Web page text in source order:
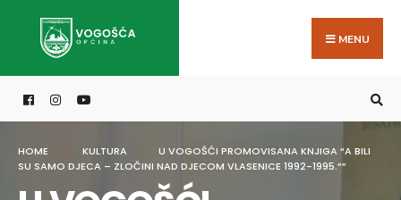
MENU
HOME KULTURA
U VOGOŠĆI PROMOVISANA KNJIGA “A BILI
SU SAMO DJECA – ZLOČINI NAD DJECOM VLASENICE 1992-1995.””
for: